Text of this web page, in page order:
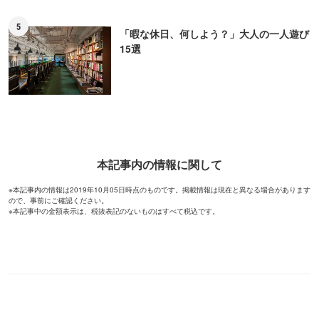
5
「暇な休日、何しよう？」大人の一人遊び
15選
本記事内の情報に関して
※本記事内の情報は2019年10月05日時点のものです。掲載情報は現在と異なる場合があります
ので、事前にご確認ください。
※本記事中の金額表示は、税抜表記のないものはすべて税込です。